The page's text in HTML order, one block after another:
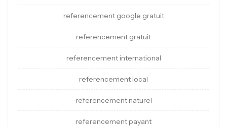
referencement google gratuit
referencement gratuit
referencement international
referencement local
referencement naturel
referencement payant